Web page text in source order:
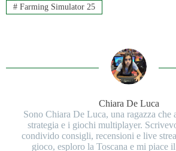
#Farming Simulator 25
Chiara De Luca
Sono Chiara De Luca, una ragazza che
strategia e i giochi multiplayer.
condivido consigli, recensioni e live
gioco, esploro la Toscana e mi piace